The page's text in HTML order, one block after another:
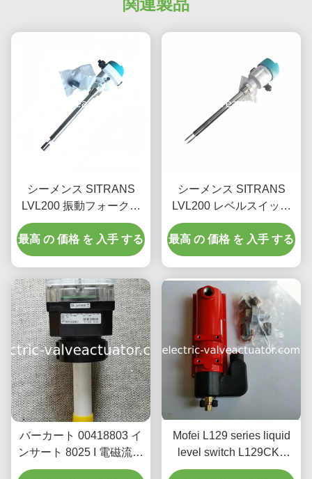
関連製品
シーメンス SITRANS
LVL200 振動フォークレ
ベルスイッチ、プローブ
長280mm、リレー出力、
耐圧64 bar
最高 の 価格 を 入手 する
シーメンス SITRANS
LVL200 レベルスイッチ
モデル 7ML5747-2AA14-
1AA0-Z-Y01
最高 の 価格 を 入手 する
バーカート 00418803 イ
ンサート 8025 I 電磁流量
計 12-36V DC電源 4-
Mofei L129 series liquid
level switch L129CK1
maximum working